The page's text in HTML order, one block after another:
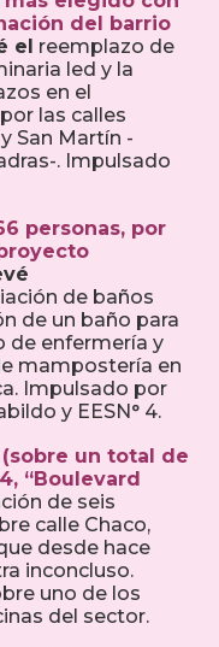
del barrio
el reemplazo de
led y la
en el
las calles
San Martín -
. Impulsado
personas, por
de baños
de un baño para
de enfermería y
mampostería en
Impulsado por
y EESN° 4.
(sobre un total de
“Boulevard
de seis
calle Chaco,
desde hace
inconcluso.
uno de los
del sector.